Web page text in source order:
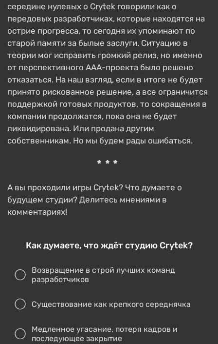
середине нулевых о Crytek говорили как о
передовых разработчиках, которые находятся на
острие прогресса, то сегодня их упоминают по
старой памяти за былые заслуги. Ситуацию в
теории мог исправить громкий релиз, но именно
от перспективного AAA-проекта было решено
отказаться. На наш взгляд, если в итоге не будет
принято рискованное решение, а все ограничится
поддержкой готовых продуктов, то сокращения в
компании продолжатся, пока она не будет
ликвидирована. Или продана другим
собственникам. Но мы будем рады ошибаться.
***
А вы проходили игры Crytek? Что думаете о
будущем студии? Делитесь мнениями в
комментариях!
Как думаете, что ждёт студию Crytek?
Возвращение в строй лучших команд
разработчиков
Существование как крепкого середнячка
Медленное угасание, потеря кадров и
последующее закрытие